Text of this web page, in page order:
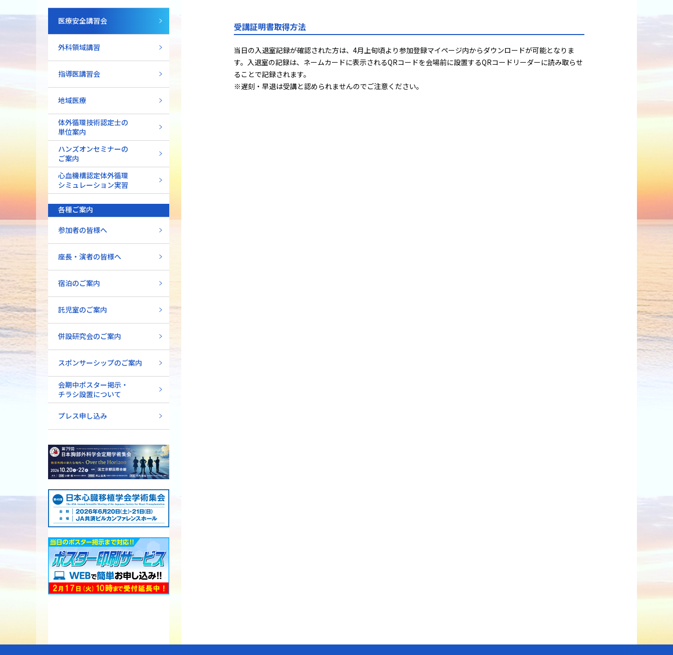
医療安全講習会
外科領域講習
指導医講習会
地域医療
体外循環技術認定士の
単位案内
ハンズオンセミナーの
ご案内
心血機構認定体外循環
シミュレーション実習
各種ご案内
参加者の皆様へ
座長・演者の皆様へ
宿泊のご案内
託児室のご案内
併設研究会のご案内
スポンサーシップのご案内
会期中ポスター掲示・
チラシ設置について
プレス申し込み
受講証明書取得方法
当日の入退室記録が確認された方は、4月上旬頃より参加登録マイページ内からダウンロードが可能となりま
す。入退室の記録は、ネームカードに表示されるQRコードを会場前に設置するQRコードリーダーに読み取らせ
ることで記録されます。
※遅刻・早退は受講と認められませんのでご注意ください。